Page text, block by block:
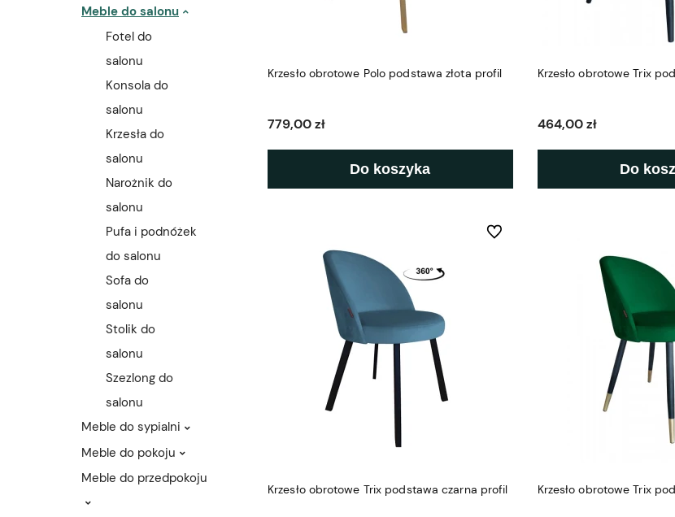
Meble do salonu
Fotel do
salonu
Konsola do
salonu
Krzesła do
salonu
Narożnik do
salonu
Pufa i podnóżek
do salonu
Sofa do
salonu
Stolik do
salonu
Szezlong do
salonu
Meble do sypialni
Meble do pokoju
Meble do przedpokoju
Krzesło obrotowe Polo podstawa złota profil
779,00 zł
Do koszyka
Krzesło obrotowe Trix
464,00 zł
Do
Krzesło obrotowe Trix podstawa czarna profil
Do ulubionych
Krzesło obrotowe Trix